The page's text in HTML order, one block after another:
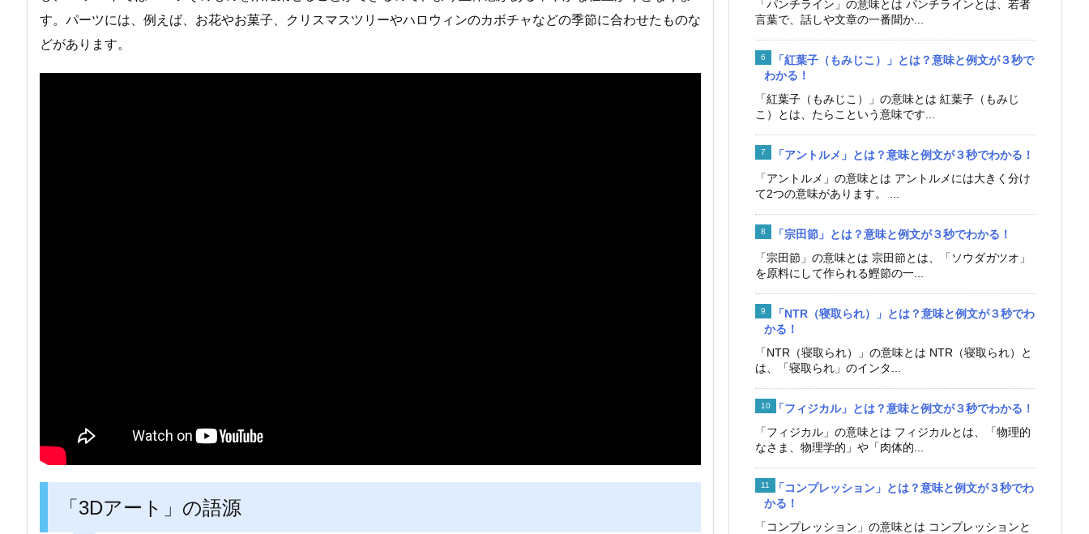
す。パーツには、例えば、お花やお菓子、クリスマスツリーやハロウィンのカボチャなどの季節に合わせたものな
どがあります。
「3Dアート」の語源
「パンチライン」の意味とは パンチラインとは、若者
言葉で、話しや文章の一番聞か...
「紅葉子（もみじこ）」とは？意味と例文が３秒で
わかる！
「紅葉子（もみじこ）」の意味とは 紅葉子（もみじ
こ）とは、たらこという意味です...
「アントルメ」とは？意味と例文が３秒でわかる！
「アントルメ」の意味とは アントルメには大きく分け
て2つの意味があります。 ...
「宗田節」とは？意味と例文が３秒でわかる！
「宗田節」の意味とは 宗田節とは、「ソウダガツオ」
を原料にして作られる鰹節の一...
「NTR（寝取られ）」とは？意味と例文が３秒でわ
かる！
「NTR（寝取られ）」の意味とは NTR（寝取られ）と
は、「寝取られ」のインタ...
「フィジカル」とは？意味と例文が３秒でわかる！
「フィジカル」の意味とは フィジカルとは、「物理的
なさま、物理学的」や「肉体的...
「コンプレッション」とは？意味と例文が３秒でわ
かる！
「コンプレッション」の意味とは コンプレッションと